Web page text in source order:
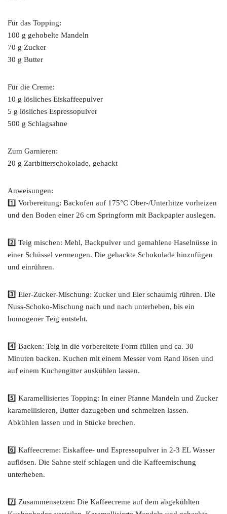
Für das Topping:
100 g gehobelte Mandeln
70 g Zucker
30 g Butter
Für die Creme:
10 g lösliches Eiskaffeepulver
5 g lösliches Espressopulver
500 g Schlagsahne
Zum Garnieren:
20 g Zartbitterschokolade, gehackt
Anweisungen:
1️⃣ Vorbereitung: Backofen auf 175°C Ober-/Unterhitze vorheizen
und den Boden einer 26 cm Springform mit Backpapier auslegen.
2️⃣ Teig mischen: Mehl, Backpulver und gemahlene Haselnüsse in
einer Schüssel vermengen. Die gehackte Schokolade hinzufügen
und einrühren.
3️⃣ Eier-Zucker-Mischung: Zucker und Eier schaumig rühren. Die
Nuss-Schoko-Mischung nach und nach unterheben, bis ein
homogener Teig entsteht.
4️⃣ Backen: Teig in die vorbereitete Form füllen und ca. 30
Minuten backen. Kuchen mit einem Messer vom Rand lösen und
auf einem Kuchengitter auskühlen lassen.
5️⃣ Karamellisiertes Topping: In einer Pfanne Mandeln und Zucker
karamellisieren, Butter dazugeben und schmelzen lassen.
Abkühlen lassen und in Stücke brechen.
6️⃣ Kaffeecreme: Eiskaffee- und Espressopulver in 2-3 EL Wasser
auflösen. Die Sahne steif schlagen und die Kaffeemischung
unterheben.
7️⃣ Zusammensetzen: Die Kaffeecreme auf dem abgekühlten